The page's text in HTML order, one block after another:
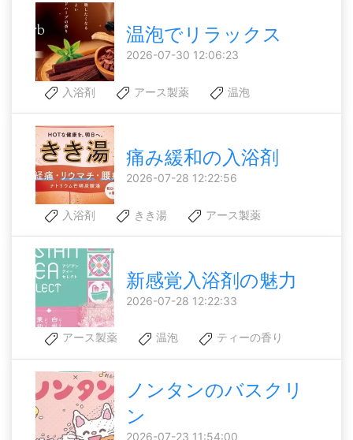
温泡でリラックス
2026-07-30 12:06:23
入浴剤 アース製薬 温泡
痛み緩和の入浴剤
2026-07-28 12:22:56
入浴剤 きき湯 アース製薬
新感覚入浴剤の魅力
2026-07-28 12:22:33
アース製薬 温泡 ティーの香り
ノンタンのバスクリ
ン
2026-07-23 11:54:00